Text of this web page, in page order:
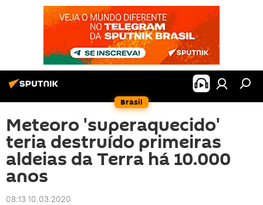
Brasil
Meteoro 'superaquecido'
teria destruído primeiras
aldeias da Terra há 10.000
anos
08:13 10.03.2020